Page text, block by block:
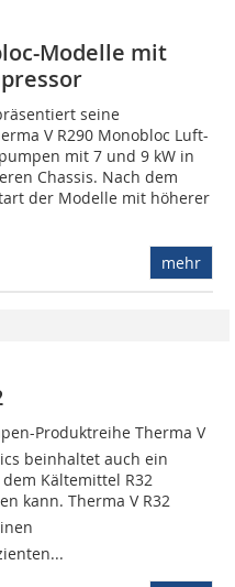
Modelle mit
seine
V R290 Monobloc Luft-
mit 7 und 9 kW in
Chassis. Nach dem
der Modelle mit höherer
mehr
Produktreihe Therma V
beinhaltet auch ein
Kältemittel R32
kann. Therma V R32